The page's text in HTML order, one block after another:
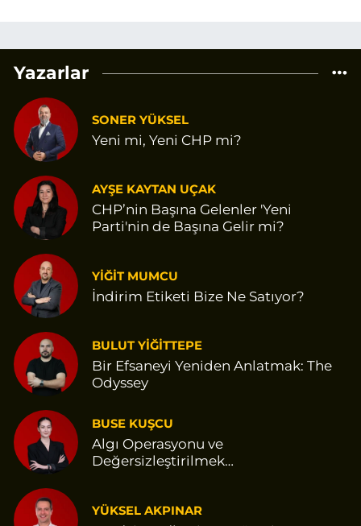
Yazarlar
SONER YÜKSEL
Yeni mi, Yeni CHP mi?
AYŞE KAYTAN UÇAK
CHP’nin Başına Gelenler 'Yeni
Parti'nin de Başına Gelir mi?
YİĞİT MUMCU
İndirim Etiketi Bize Ne Satıyor?
BULUT YİĞİTTEPE
Bir Efsaneyi Yeniden Anlatmak: The
Odyssey
BUSE KUŞCU
Algı Operasyonu ve
Değersizleştirilmek…
YÜKSEL AKPINAR